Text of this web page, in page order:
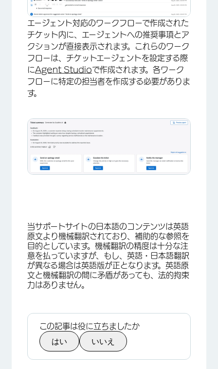
エージェント対応のワークフローで作成された
チケット内に、エージェントへの推奨事項とア
クションが直接表示されます。これらのワーク
フローは、チケットエージェントを設定する際
にAgent Studioで作成されます。各ワーク
フローに特定の担当者を作成する必要がありま
す。
当サポートサイトの日本語のコンテンツは英語
原文より機械翻訳されており、補助的な参照を
目的としています。機械翻訳の精度は十分な注
意を払っていますが、もし、英語・日本語翻訳
が異なる場合は英語版が正となります。英語原
文と機械翻訳の間に矛盾があっても、法的拘束
力はありません。
この記事は役に立ちましたか
はい いいえ